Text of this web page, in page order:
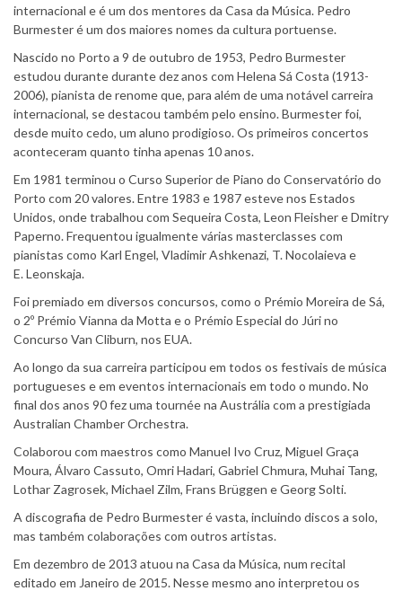
internacional e é um dos mentores da Casa da Música. Pedro
Burmester é um dos maiores nomes da cultura portuense.
Nascido no Porto a 9 de outubro de 1953, Pedro Burmester
estudou durante durante dez anos com Helena Sá Costa (1913-
2006), pianista de renome que, para além de uma notável carreira
internacional, se destacou também pelo ensino. Burmester foi,
desde muito cedo, um aluno prodigioso. Os primeiros concertos
aconteceram quanto tinha apenas 10 anos.
Em 1981 terminou o Curso Superior de Piano do Conservatório do
Porto com 20 valores. Entre 1983 e 1987 esteve nos Estados
Unidos, onde trabalhou com Sequeira Costa, Leon Fleisher e Dmitry
Paperno. Frequentou igualmente várias masterclasses com
pianistas como Karl Engel, Vladimir Ashkenazi, T. Nocolaieva e
E. Leonskaja.
Foi premiado em diversos concursos, como o Prémio Moreira de Sá,
o 2º Prémio Vianna da Motta e o Prémio Especial do Júri no
Concurso Van Cliburn, nos EUA.
Ao longo da sua carreira participou em todos os festivais de música
portugueses e em eventos internacionais em todo o mundo. No
final dos anos 90 fez uma tournée na Austrália com a prestigiada
Australian Chamber Orchestra.
Colaborou com maestros como Manuel Ivo Cruz, Miguel Graça
Moura, Álvaro Cassuto, Omri Hadari, Gabriel Chmura, Muhai Tang,
Lothar Zagrosek, Michael Zilm, Frans Brüggen e Georg Solti.
A discografia de Pedro Burmester é vasta, incluindo discos a solo,
mas também colaborações com outros artistas.
Em dezembro de 2013 atuou na Casa da Música, num recital
editado em Janeiro de 2015. Nesse mesmo ano interpretou os